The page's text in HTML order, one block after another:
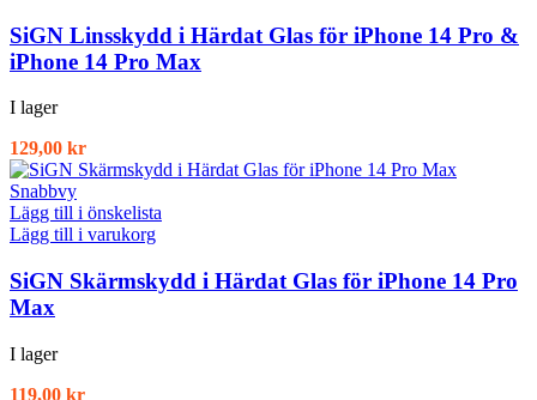
SiGN Linsskydd i Härdat Glas för iPhone 14 Pro &
iPhone 14 Pro Max
I lager
129,00 kr
Snabbvy
Lägg till i önskelista
Lägg till i varukorg
SiGN Skärmskydd i Härdat Glas för iPhone 14 Pro
Max
I lager
119,00 kr